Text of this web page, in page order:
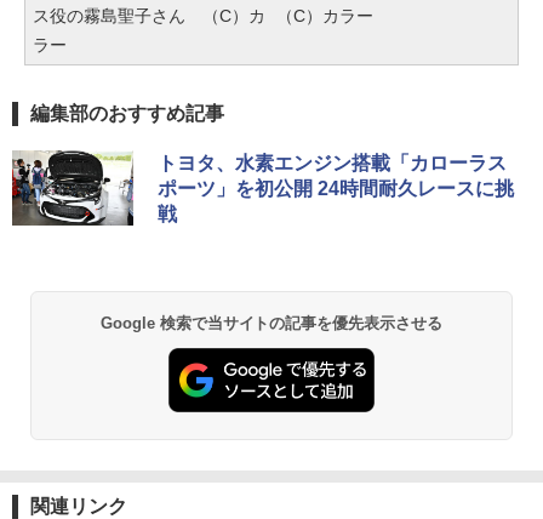
ス役の霧島聖子さん （C）カ
ラー
（C）カラー
編集部のおすすめ記事
トヨタ、水素エンジン搭載「カローラス
ポーツ」を初公開 24時間耐久レースに挑
戦
Google 検索で当サイトの記事を優先表示させる
関連リンク